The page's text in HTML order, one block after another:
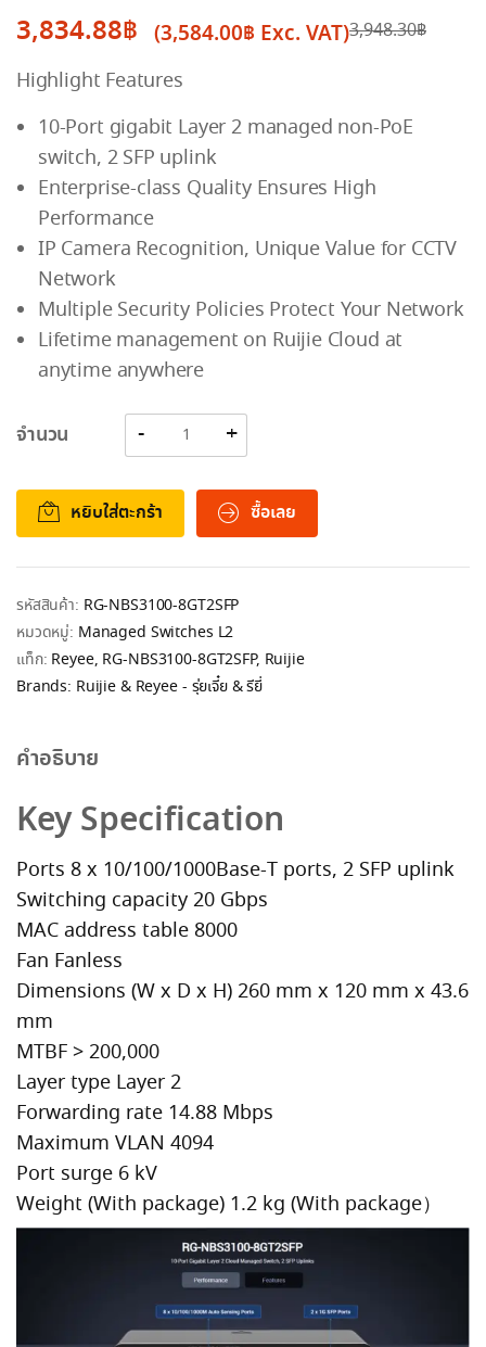
3,948.30฿
Original
price
was:
3,948.30฿.
3,834.88฿
Current
price
is:
3,834.88฿.
(3,584.00฿ Exc. VAT)
Highlight Features
10-Port gigabit Layer 2 managed non-PoE
switch, 2 SFP uplink
Enterprise-class Quality Ensures High
Performance
IP Camera Recognition, Unique Value for CCTV
Network
Multiple Security Policies Protect Your Network
Lifetime management on Ruijie Cloud at
anytime anywhere
จำนวน
หยิบใส่ตะกร้า ซื้อเลย
รหัสสินค้า: RG-NBS3100-8GT2SFP
หมวดหมู่: Managed Switches L2
แท็ก: Reyee, RG-NBS3100-8GT2SFP, Ruijie
Brands: Ruijie & Reyee - รุ่ยเจี๋ย & รียี่
คำอธิบาย
Key Specification
Ports 8 x 10/100/1000Base-T ports, 2 SFP uplink
Switching capacity 20 Gbps
MAC address table 8000
Fan Fanless
Dimensions (W x D x H) 260 mm x 120 mm x 43.6
mm
MTBF > 200,000
Layer type Layer 2
Forwarding rate 14.88 Mbps
Maximum VLAN 4094
Port surge 6 kV
Weight (With package) 1.2 kg (With package）